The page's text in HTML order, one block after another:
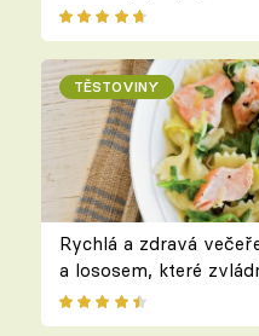
TĚSTOVINY
Rychlá a zdravá
a lososem, které